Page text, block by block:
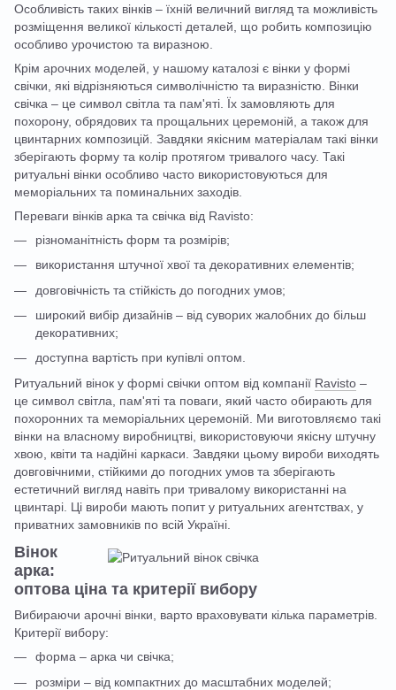
Особливість таких вінків – їхній величний вигляд та можливість
розміщення великої кількості деталей, що робить композицію
особливо урочистою та виразною.
Крім арочних моделей, у нашому каталозі є вінки у формі
свічки, які відрізняються символічністю та виразністю. Вінки
свічка – це символ світла та пам'яті. Їх замовляють для
похорону, обрядових та прощальних церемоній, а також для
цвинтарних композицій. Завдяки якісним матеріалам такі вінки
зберігають форму та колір протягом тривалого часу. Такі
ритуальні вінки особливо часто використовуються для
меморіальних та поминальних заходів.
Переваги вінків арка та свічка від Ravisto:
різноманітність форм та розмірів;
використання штучної хвої та декоративних елементів;
довговічність та стійкість до погодних умов;
широкий вибір дизайнів – від суворих жалобних до більш
декоративних;
доступна вартість при купівлі оптом.
Ритуальний вінок у формі свічки оптом від компанії Ravisto –
це символ світла, пам'яті та поваги, який часто обирають для
похоронних та меморіальних церемоній. Ми виготовляємо такі
вінки на власному виробництві, використовуючи якісну штучну
хвою, квіти та надійні каркаси. Завдяки цьому вироби виходять
довговічними, стійкими до погодних умов та зберігають
естетичний вигляд навіть при тривалому використанні на
цвинтарі. Ці вироби мають попит у ритуальних агентствах, у
приватних замовників по всій Україні.
Вінок
арка:
оптова ціна та критерії вибору
Вибираючи арочні вінки, варто враховувати кілька параметрів.
Критерії вибору:
форма – арка чи свічка;
розміри – від компактних до масштабних моделей;